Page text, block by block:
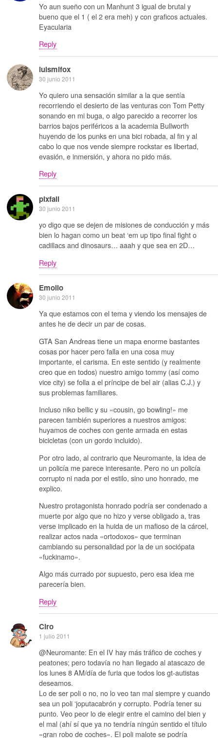
Yo aun sueño con un Manhunt 3 igual de brutal y
bueno que el 1 ( el 2 era meh) y con graficos actuales.
Eyacularia
Reply
luismifox
30 junio 2011
Yo quiero una sensación similar a la que sentía
recorriendo el desierto de las venturas con Tom Petty
sonando en mi buga, o algo parecido a recorrer los
barrios bajos periféricos a la academia Bullworth
huyendo de los punks en una bici robada, al fin y al
cabo lo que nos vende siempre rockstar es libertad,
evasión, e inmersión, y ahora no pido más.
Reply
pixfall
30 junio 2011
yo digo que se dejen de misiones de conducción y más
bien lo hagan como un beat ‘em up tipo final fight o
cadillacs and dinosaurs… aaah y que sea en 2D…
Reply
Emolio
30 junio 2011
Ya que estamos con el tema y viendo los mensajes de
antes he de decir un par de cosas.
GTA San Andreas tiene un mapa enorme bastantes
cosas por hacer pero falla en una cosa muy
importante, el carisma. En este sentido (y realmente
creo que en todos) nuestro amigo tommy (así como
vice city) se folla a el príncipe de bel air (alias C.J.) y
sus problemas familiares.
Incluso niko bellic y su «cousin, go bowling!» me
parecen también superiores a nuestros amigos:
huyamos de coches con gente armada en estas
bicicletas (con un gordo incluido).
Por otro lado, al contrario que Neuromante, la idea de
un policía me parece interesante. Pero no un policía
corrupto ni nada por el estilo, sino uno honrado, me
explico.
Nuestro protagonista honrado podría ser condenado a
muerte por algo que no hizo y verse obligado a, tras
verse implicado en la huida de un mafioso de la cárcel,
realizar actos nada «ortodoxos» que terminan
cambiando su personalidad por la de un sociópata
«fuckinamo».
Algo más currado por supuesto, pero esa idea me
parecería bien.
Reply
Ciro
1 julio 2011
@Neuromante: En el IV hay más tráfico de coches y
peatones; pero todavía no han llegado al atascazo de
los lunes 8 AM/día de furia que todos los gt-autistas
deseamos.
Lo de ser poli o no, no lo veo tan mal siempre y cuando
sea un poli ‘joputacabrón y corrupto. Podría tener su
punto. Veo peor lo de elegir entre el camino del bien y
el mal (ahí sí que ya no tendría ningún sentido el título
«gran robo de coches». El poli malote se podría